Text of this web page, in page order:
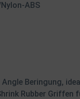
ABS
Beringung,
Rubber Griffen